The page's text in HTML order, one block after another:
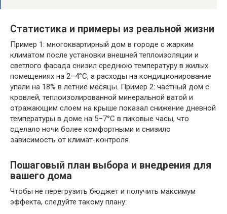
Статистика и примеры из реальной жизни
Пример 1: многоквартирный дом в городе с жарким
климатом после установки внешней теплоизоляции и
светлого фасада снизил среднюю температуру в жилых
помещениях на 2–4°С, а расходы на кондиционирование
упали на 18% в летние месяцы. Пример 2: частный дом с
кровлей, теплоизолированной минеральной ватой и
отражающим слоем на крыше показал снижение дневной
температуры в доме на 5–7°С в пиковые часы, что
сделало ночи более комфортными и снизило
зависимость от климат-контроля.
Пошаговый план выбора и внедрения для
вашего дома
Чтобы не перегрузить бюджет и получить максимум
эффекта, следуйте такому плану: